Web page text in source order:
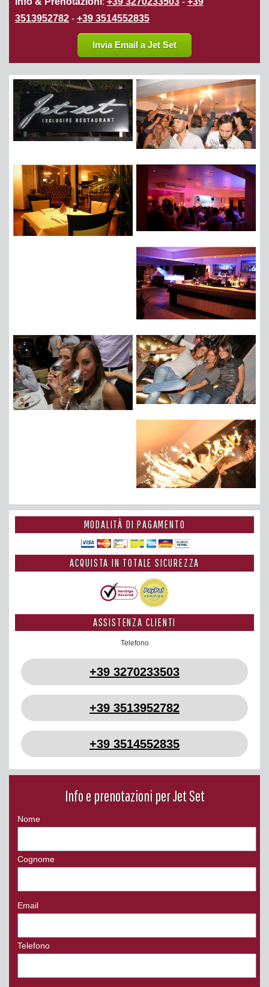
3513952782 - +39 3514552835
Invia Email a Jet Set
MODALITÀ DI PAGAMENTO
ACQUISTA IN TOTALE SICUREZZA
ASSISTENZA CLIENTI
Telefono
+39 3270233503
+39 3513952782
+39 3514552835
Info e prenotazioni per Jet Set
Nome
Cognome
Email
Telefono